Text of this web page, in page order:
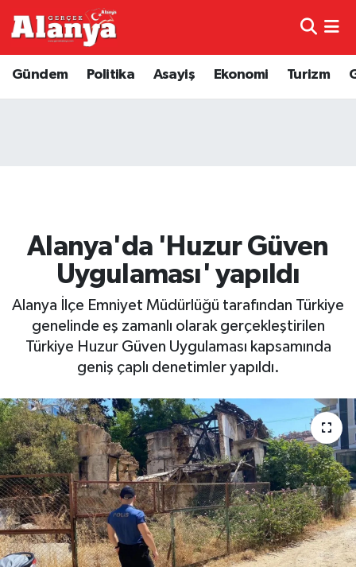
Gündem Politika Asayiş Ekonomi Turizm
Alanya'da 'Huzur Güven
Uygulaması' yapıldı
Alanya İlçe Emniyet Müdürlüğü tarafından Türkiye
genelinde eş zamanlı olarak gerçekleştirilen
Türkiye Huzur Güven Uygulaması kapsamında
geniş çaplı denetimler yapıldı.
Genel
Diğer
Dünya
Ekonomi
Güncel
Gündem
Politika
Spor
Trafik Durumu
Haber Arşivi